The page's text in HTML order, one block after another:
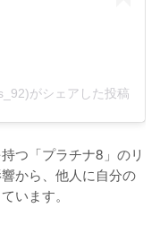
がシェアした投稿
つ「プラチナ8」のリ
から、他人に自分の
います。